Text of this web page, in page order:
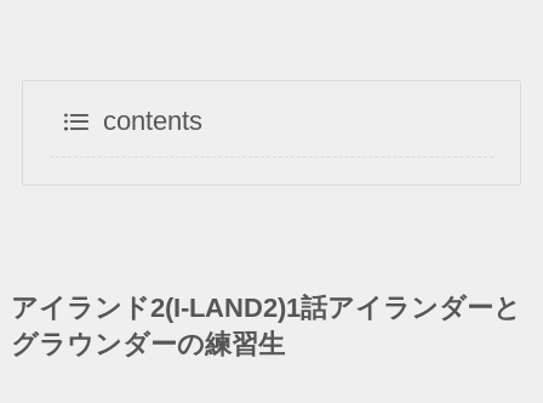
contents
アイランド2(I-LAND2)1話アイランダーと
グラウンダーの練習生